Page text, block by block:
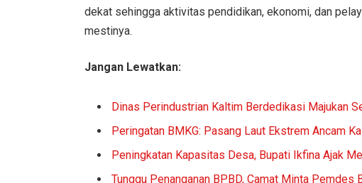
dekat sehingga aktivitas pendidikan, ekonomi, dan
mestinya.
Jangan Lewatkan:
Dinas Perindustrian Kaltim Berdedikasi Majukan
Peringatan BMKG: Pasang Laut Ekstrem Ancam
Peningkatan Kapasitas Desa, Bupati Ikfina Ajak
Tunggu Penanganan BPBD, Camat Minta Pemdes